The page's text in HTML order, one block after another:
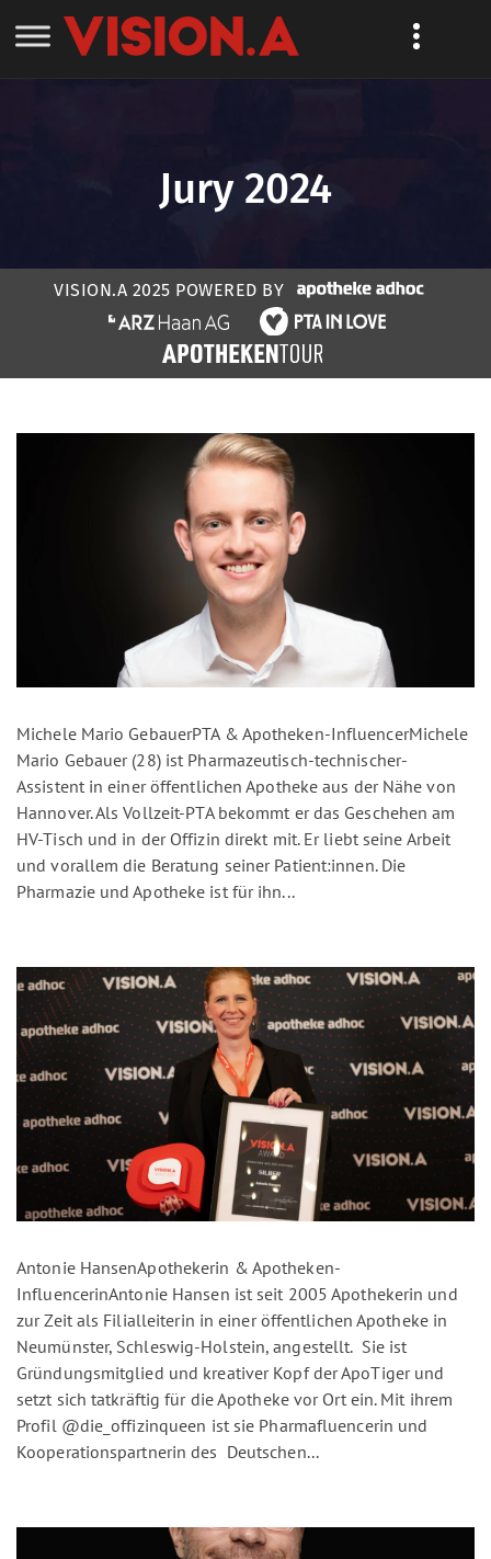
Jury 2024
VISION.A 2025 POWERED BY
Michele Mario GebauerPTA & Apotheken-InfluencerMichele
Mario Gebauer (28) ist Pharmazeutisch-technischer-
Assistent in einer öffentlichen Apotheke aus der Nähe von
Hannover. Als Vollzeit-PTA bekommt er das Geschehen am
HV-Tisch und in der Offizin direkt mit. Er liebt seine Arbeit
und vorallem die Beratung seiner Patient:innen. Die
Pharmazie und Apotheke ist für ihn...
Antonie HansenApothekerin & Apotheken-
InfluencerinAntonie Hansen ist seit 2005 Apothekerin und
zur Zeit als Filialleiterin in einer öffentlichen Apotheke in
Neumünster, Schleswig-Holstein, angestellt. Sie ist
Gründungsmitglied und kreativer Kopf der ApoTiger und
setzt sich tatkräftig für die Apotheke vor Ort ein. Mit ihrem
Profil @die_offizinqueen ist sie Pharmafluencerin und
Kooperationspartnerin des Deutschen...